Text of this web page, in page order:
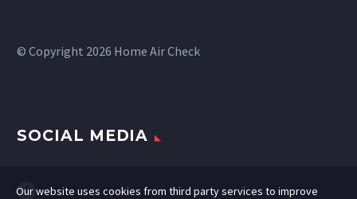
© Copyright 2026 Home Air Check
SOCIAL MEDIA
Our website uses cookies from third party services to improve